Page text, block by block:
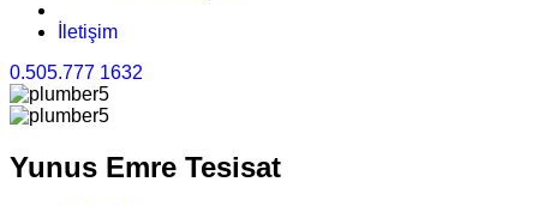
İletişim
0.505.777 1632
Yunus Emre Tesisat